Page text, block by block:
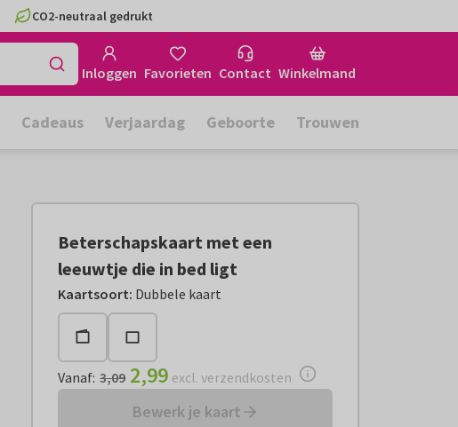
CO2-neutraal gedrukt
Inloggen Favorieten Contact Winkelmand
Cadeaus Verjaardag Geboorte Trouwen
Beterschapskaart met een
leeuwtje die in bed ligt
Kaartsoort: Dubbele kaart
Vanaf:€ 2,99 excl. verzendkosten
Vanaf: 3,09 2,99 excl. verzendkosten
Bewerk je kaart